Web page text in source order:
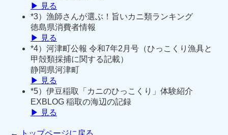
▶ 見る
*3）漁師さんが選ぶ！旨いカニ類ランキング
徳島県消費者情報
▶ 見る
*4）河津町公報 令和7年2月号（ひっこくり漁具と
甲殻類採捕に関する記載）
静岡県河津町
▶ 見る
*5）伊豆稲取「カニのひっこくり」体験紹介
EXBLOG 稲取の海辺の記録
▶ 見る
← トップページに戻る